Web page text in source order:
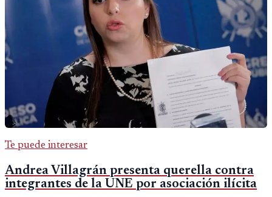
Te puede interesar
Andrea Villagrán presenta querella contra
integrantes de la UNE por asociación ilícita